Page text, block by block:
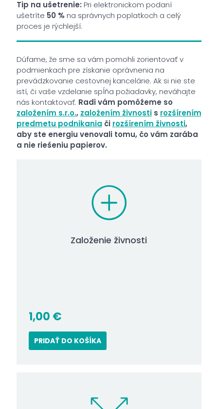
Tip na ušetrenie: Pri elektronickom podaní
ušetríte 50 % na správnych poplatkoch a celý
proces je rýchlejší.
Dúfame, že sme sa vám pomohli zorientovať v
podmienkach pre získanie oprávnenia na
prevádzkovanie cestovnej kancelárie. Ak si nie ste
istí, či vaše vzdelanie spĺňa požiadavky, neváhajte
nás kontaktovať. Radi vám pomôžeme so
založením s.r.o., založením živnostis rozšírením
predmetu podnikania či rozšírením živnosti,
aby ste energiu venovali tomu, čo vám zarába
a nie riešeniu papierov.
Založenie živnosti
1,00 €
PRIDAŤ DO KOŠÍKA